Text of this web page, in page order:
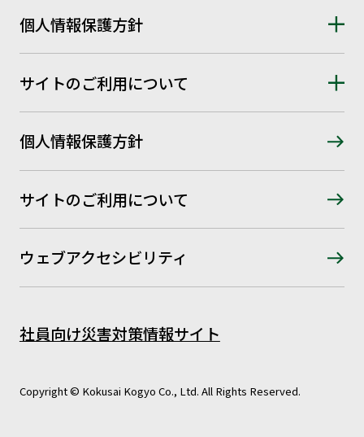
個人情報保護方針
サイトのご利用について
個人情報保護方針
サイトのご利用について
ウェブアクセシビリティ
Copyright © Kokusai Kogyo Co., Ltd. All Rights Reserved.
社員向け災害対策情報サイト